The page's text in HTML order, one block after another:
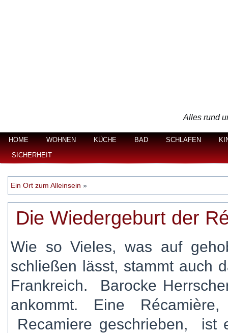
Alles rund
HOME WOHNEN KÜCHE BAD SCHLAFEN
SICHERHEIT
Ein Ort zum Alleinsein »
Die Wiedergeburt der
Wie so Vieles, was auf
schließen lässt, stammt auch
Frankreich. Barocke
ankommt. Eine
Recamiere geschrieben,